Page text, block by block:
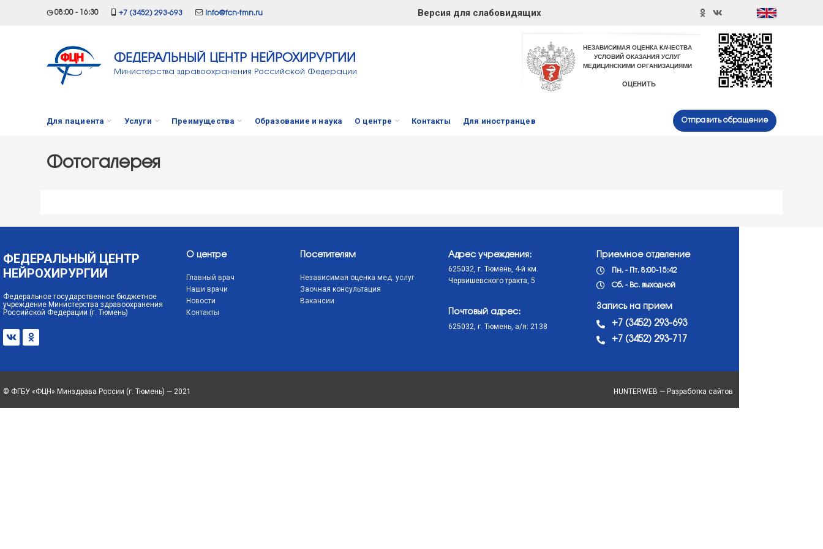
◷ 08:00 - 16:30 +7 (3452) 293-693 info@fcn-tmn.ru Версия для слабовидящих
ФЕДЕРАЛЬНЫЙ ЦЕНТР НЕЙРОХИРУРГИИ
Министерства здравоохранения Российской Федерации
Для пациента Услуги Преимущества Образование и наука О центре Контакты Для иностранцев Отправить обращение
Фотогалерея
ФЕДЕРАЛЬНЫЙ ЦЕНТР
НЕЙРОХИРУРГИИ
Федеральное государственное бюджетное
учреждение Министерства здравоохранения
Российской Федерации (г. Тюмень)
О центре
Главный врач
Наши врачи
Новости
Контакты
Посетителям
Независимая оценка мед. услуг
Заочная консультация
Вакансии
Адрес учреждения:
625032, г. Тюмень, 4-й км.
Червишевского тракта, 5
Почтовый адрес:
625032, г. Тюмень, а/я: 2138
Приемное отделение
Пн. - Пт. 8:00-15:42
Сб. - Вс. выходной
Запись на прием
+7 (3452) 293-693
+7 (3452) 293-717
© ФГБУ «ФЦН» Минздрава России (г. Тюмень) — 2021 HUNTERWEB — Разработка сайтов